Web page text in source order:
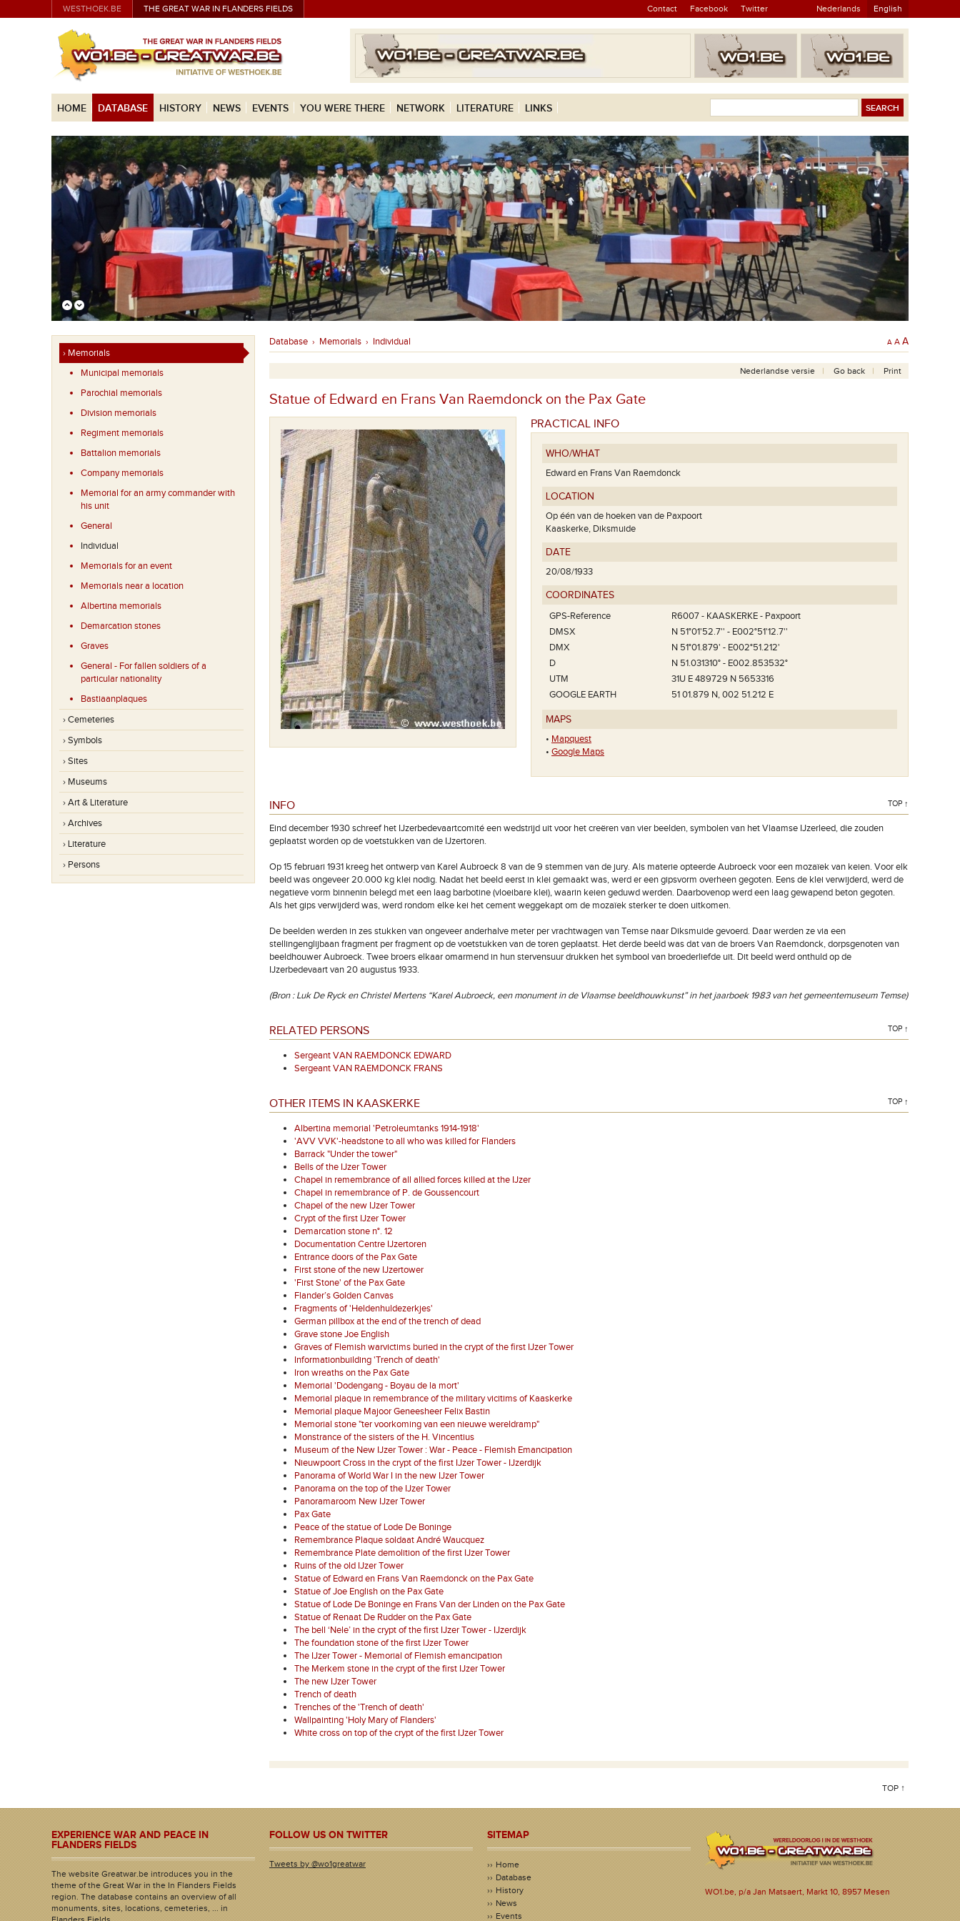
WESTHOEK.BE THE GREAT WAR IN FLANDERS FIELDS Contact Facebook Twitter Nederlands English
HOME DATABASE HISTORY NEWS EVENTS YOU WERE THERE NETWORK LITERATURE LINKS
› Memorials
Municipal memorials
Parochial memorials
Division memorials
Regiment memorials
Battalion memorials
Company memorials
Memorial for an army commander with
his unit
General
Individual
Memorials for an event
Memorials near a location
Albertina memorials
Demarcation stones
Graves
General - For fallen soldiers of a
particular nationality
Bastiaanplaques
› Cemeteries
› Symbols
› Sites
› Museums
› Art & Literature
› Archives
› Literature
› Persons
Database › Memorials › Individual A A A
Nederlandse versie Go back Print
Statue of Edward en Frans Van Raemdonck on the Pax Gate
PRACTICAL INFO
WHO/WHAT
Edward en Frans Van Raemdonck
LOCATION
Op één van de hoeken van de Paxpoort
Kaaskerke, Diksmuide
DATE
20/08/1933
COORDINATES
GPS-Reference
R6007 - KAASKERKE - Paxpoort
DMSX
N 51°01'52.7'' - E002°51'12.7''
DMX
N 51°01.879' - E002°51.212'
D
N 51.031310° - E002.853532°
UTM
31U E 489729 N 5653316
GOOGLE EARTH
51 01.879 N, 002 51.212 E
MAPS
• Mapquest
• Google Maps
INFO TOP ↑
Eind december 1930 schreef het IJzerbedevaartcomité een wedstrijd uit voor het creëren van vier beelden, symbolen van het Vlaamse IJzerleed, die zouden
geplaatst worden op de voetstukken van de IJzertoren.
Op 15 februari 1931 kreeg het ontwerp van Karel Aubroeck 8 van de 9 stemmen van de jury. Als materie opteerde Aubroeck voor een mozaïek van keien. Voor elk
beeld was ongeveer 20.000 kg klei nodig. Nadat het beeld eerst in klei gemaakt was, werd er een gipsvorm overheen gegoten. Eens de klei verwijderd, werd de
negatieve vorm binnenin belegd met een laag barbotine (vloeibare klei), waarin keien geduwd werden. Daarbovenop werd een laag gewapend beton gegoten.
Als het gips verwijderd was, werd rondom elke kei het cement weggekapt om de mozaïek sterker te doen uitkomen.
De beelden werden in zes stukken van ongeveer anderhalve meter per vrachtwagen van Temse naar Diksmuide gevoerd. Daar werden ze via een
stellingenglijbaan fragment per fragment op de voetstukken van de toren geplaatst. Het derde beeld was dat van de broers Van Raemdonck, dorpsgenoten van
beeldhouwer Aubroeck. Twee broers elkaar omarmend in hun stervensuur drukken het symbool van broederliefde uit. Dit beeld werd onthuld op de
IJzerbedevaart van 20 augustus 1933.
(Bron : Luk De Ryck en Christel Mertens “Karel Aubroeck, een monument in de Vlaamse beeldhouwkunst” in het jaarboek 1983 van het gemeentemuseum Temse)
RELATED PERSONS TOP ↑
Sergeant VAN RAEMDONCK EDWARD
Sergeant VAN RAEMDONCK FRANS
OTHER ITEMS IN KAASKERKE TOP ↑
Albertina memorial 'Petroleumtanks 1914-1918'
'AVV VVK'-headstone to all who was killed for Flanders
Barrack "Under the tower"
Bells of the IJzer Tower
Chapel in remembrance of all allied forces killed at the IJzer
Chapel in remembrance of P. de Goussencourt
Chapel of the new IJzer Tower
Crypt of the first IJzer Tower
Demarcation stone n°. 12
Documentation Centre IJzertoren
Entrance doors of the Pax Gate
First stone of the new IJzertower
'First Stone' of the Pax Gate
Flander’s Golden Canvas
Fragments of 'Heldenhuldezerkjes'
German pillbox at the end of the trench of dead
Grave stone Joe English
Graves of Flemish warvictims buried in the crypt of the first IJzer Tower
Informationbuilding 'Trench of death'
Iron wreaths on the Pax Gate
Memorial 'Dodengang - Boyau de la mort'
Memorial plaque in remembrance of the military vicitims of Kaaskerke
Memorial plaque Majoor Geneesheer Felix Bastin
Memorial stone "ter voorkoming van een nieuwe wereldramp"
Monstrance of the sisters of the H. Vincentius
Museum of the New IJzer Tower : War - Peace - Flemish Emancipation
Nieuwpoort Cross in the crypt of the first IJzer Tower - IJzerdijk
Panorama of World War I in the new IJzer Tower
Panorama on the top of the IJzer Tower
Panoramaroom New IJzer Tower
Pax Gate
Peace of the statue of Lode De Boninge
Remembrance Plaque soldaat André Waucquez
Remembrance Plate demolition of the first IJzer Tower
Ruins of the old IJzer Tower
Statue of Edward en Frans Van Raemdonck on the Pax Gate
Statue of Joe English on the Pax Gate
Statue of Lode De Boninge en Frans Van der Linden on the Pax Gate
Statue of Renaat De Rudder on the Pax Gate
The bell ‘Nele’ in the crypt of the first IJzer Tower - IJzerdijk
The foundation stone of the first IJzer Tower
The IJzer Tower - Memorial of Flemish emancipation
The Merkem stone in the crypt of the first IJzer Tower
The new IJzer Tower
Trench of death
Trenches of the 'Trench of death'
Wallpainting 'Holy Mary of Flanders'
White cross on top of the crypt of the first IJzer Tower
TOP ↑
EXPERIENCE WAR AND PEACE IN
FLANDERS FIELDS
The website Greatwar.be introduces you in the
theme of the Great War in the In Flanders Fields
region. The database contains an overview of all
monuments, sites, locations, cemeteries, ... in
FOLLOW US ON TWITTER
Tweets by @wo1greatwar
SITEMAP
Home
Database
History
News
Events
WO1.be, p/a Jan Matsaert, Markt 10, 8957 Mesen